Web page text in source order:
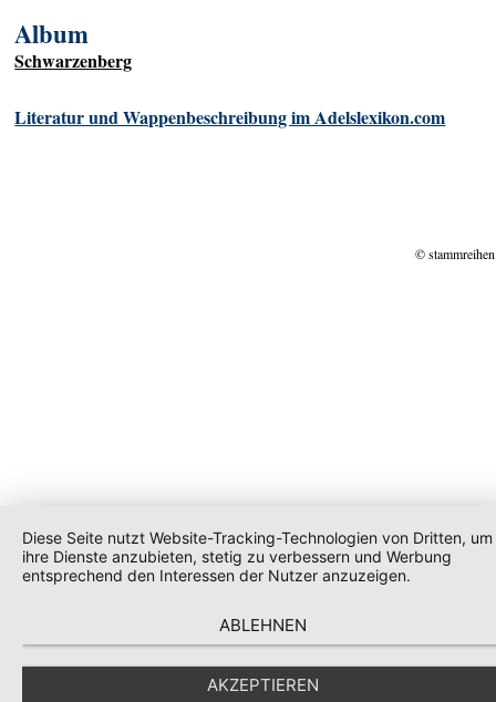
Album
Schwarzenberg
Literatur und Wappenbeschreibung im Adelslexikon.com
©
Diese Seite nutzt Website-Tracking-Technologien von Dritten, um
ihre Dienste anzubieten, stetig zu verbessern und Werbung
entsprechend den Interessen der Nutzer anzuzeigen.
ABLEHNEN
AKZEPTIEREN